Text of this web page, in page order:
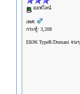
ออฟไลน์
เพศ:
กระทู้: 3,208
EK96 TypeR/Domani จนๆ